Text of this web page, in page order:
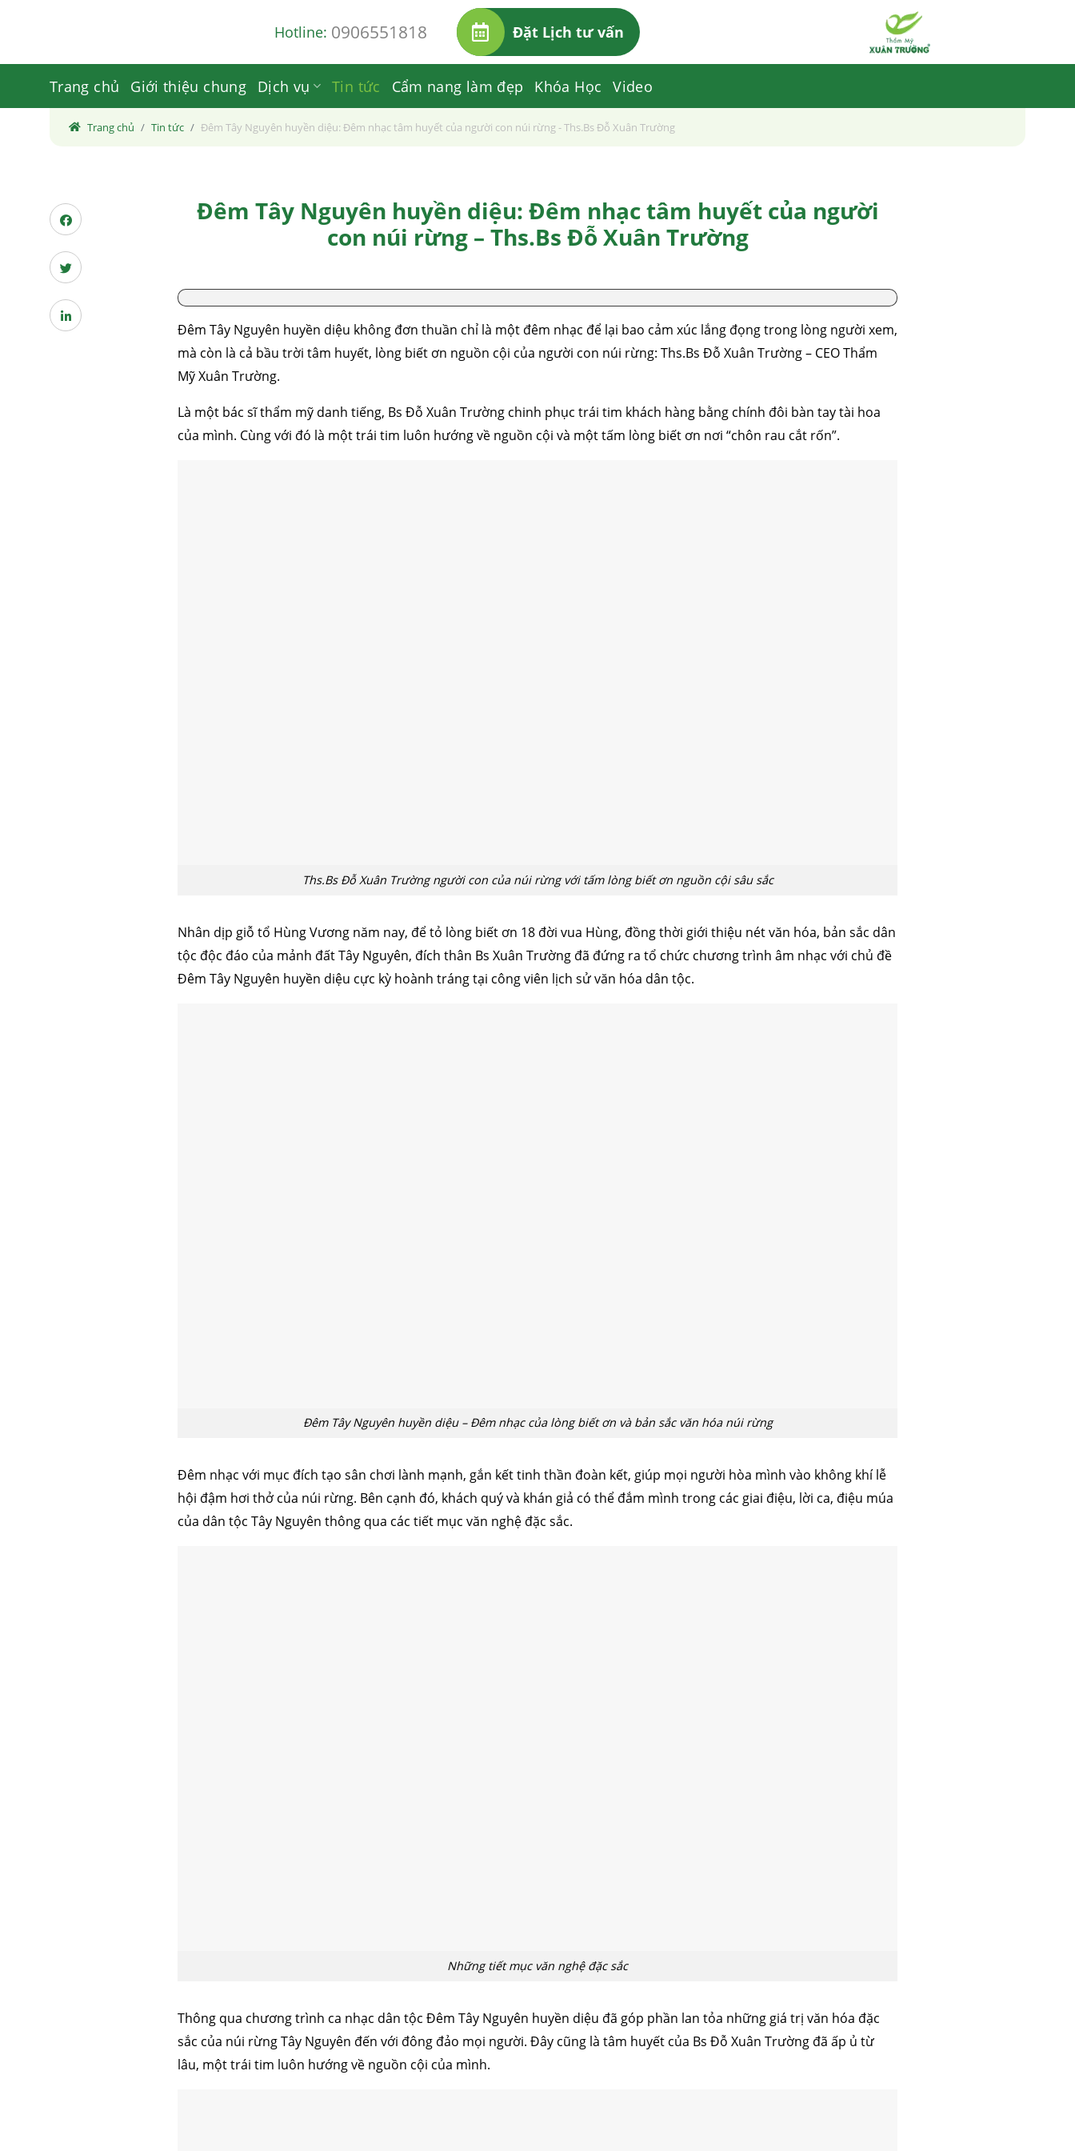
Hotline: 0906551818 Đặt Lịch tư vấn
Trang chủ Giới thiệu chung Dịch vụ Tin tức Cẩm nang làm đẹp Khóa Học Video
Trang chủ Tin tức Đêm Tây Nguyên huyền diệu: Đêm nhạc tâm huyết của người con núi rừng - Ths.Bs Đỗ Xuân Trường
Đêm Tây Nguyên huyền diệu: Đêm nhạc tâm huyết của người
con núi rừng – Ths.Bs Đỗ Xuân Trường
Đêm Tây Nguyên huyền diệu không đơn thuần chỉ là một đêm nhạc để lại bao cảm xúc lắng đọng trong lòng người xem,
mà còn là cả bầu trời tâm huyết, lòng biết ơn nguồn cội của người con núi rừng: Ths.Bs Đỗ Xuân Trường – CEO Thẩm
Mỹ Xuân Trường.
Là một bác sĩ thẩm mỹ danh tiếng, Bs Đỗ Xuân Trường chinh phục trái tim khách hàng bằng chính đôi bàn tay tài hoa
của mình. Cùng với đó là một trái tim luôn hướng về nguồn cội và một tấm lòng biết ơn nơi “chôn rau cắt rốn”.
Ths.Bs Đỗ Xuân Trường người con của núi rừng với tấm lòng biết ơn nguồn cội sâu sắc
Nhân dịp giỗ tổ Hùng Vương năm nay, để tỏ lòng biết ơn 18 đời vua Hùng, đồng thời giới thiệu nét văn hóa, bản sắc dân
tộc độc đáo của mảnh đất Tây Nguyên, đích thân Bs Xuân Trường đã đứng ra tổ chức chương trình âm nhạc với chủ đề
Đêm Tây Nguyên huyền diệu cực kỳ hoành tráng tại công viên lịch sử văn hóa dân tộc.
Đêm Tây Nguyên huyền diệu – Đêm nhạc của lòng biết ơn và bản sắc văn hóa núi rừng
Đêm nhạc với mục đích tạo sân chơi lành mạnh, gắn kết tinh thần đoàn kết, giúp mọi người hòa mình vào không khí lễ
hội đậm hơi thở của núi rừng. Bên cạnh đó, khách quý và khán giả có thể đắm mình trong các giai điệu, lời ca, điệu múa
của dân tộc Tây Nguyên thông qua các tiết mục văn nghệ đặc sắc.
Những tiết mục văn nghệ đặc sắc
Thông qua chương trình ca nhạc dân tộc Đêm Tây Nguyên huyền diệu đã góp phần lan tỏa những giá trị văn hóa đặc
sắc của núi rừng Tây Nguyên đến với đông đảo mọi người. Đây cũng là tâm huyết của Bs Đỗ Xuân Trường đã ấp ủ từ
lâu, một trái tim luôn hướng về nguồn cội của mình.